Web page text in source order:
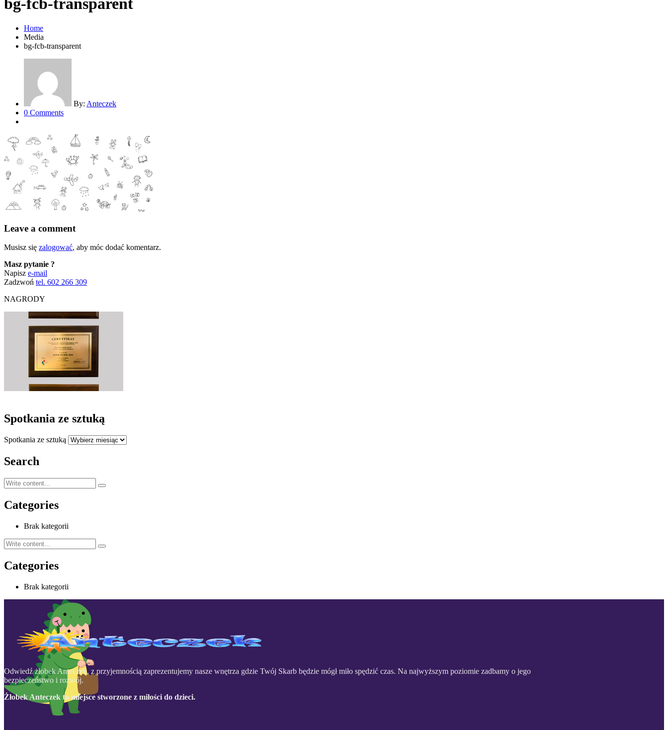
bg-fcb-transparent
Home
Media
bg-fcb-transparent
By: Anteczek
0 Comments
Leave a comment
Musisz się zalogować, aby móc dodać komentarz.
Masz pytanie ?
Napisz e-mail
Zadzwoń tel. 602 266 309
NAGRODY
Spotkania ze sztuką
Spotkania ze sztuką
Search
Categories
Brak kategorii
Categories
Brak kategorii
Odwiedź żłobek Anteczek, z przyjemnością zaprezentujemy nasze wnętrza gdzie Twój Skarb będzie mógł miło spędzić czas. Na najwyższym poziomie zadbamy o jego
bezpieczeństwo i rozwój.
Żłobek Anteczek to miejsce stworzone z miłości do dzieci.